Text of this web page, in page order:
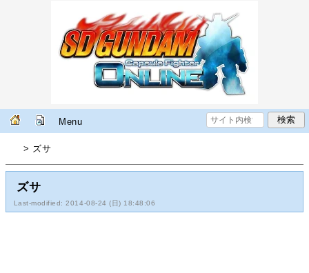
Menu
> ズサ
ズサ
Last-modified: 2014-08-24 (日) 18:48:06